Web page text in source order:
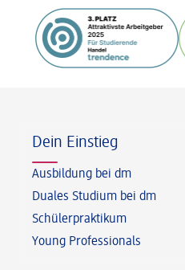
Dein Einstieg
Ausbildung bei dm
Duales Studium bei dm
Schülerpraktikum
Young Professionals